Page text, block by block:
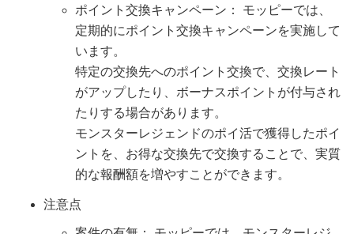
ポイント交換キャンペーン： モッピーでは、
定期的にポイント交換キャンペーンを実施して
います。
特定の交換先へのポイント交換で、交換レート
がアップしたり、ボーナスポイントが付与され
たりする場合があります。
モンスターレジェンドのポイ活で獲得したポイ
ントを、お得な交換先で交換することで、実質
的な報酬額を増やすことができます。
注意点